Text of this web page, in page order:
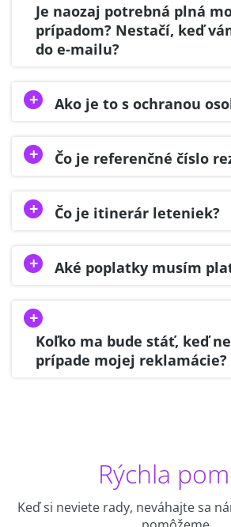
Je naozaj potrebná plná
prípadom? Nestačí, keď
do e-mailu?
Ako je to s ochranou
Čo je referenčné číslo
Čo je itinerár leteniek?
Aké poplatky musím
Koľko ma bude stáť, keď
prípade mojej reklamácie?
Rýchla
Keď si neviete rady, neváhajte sa